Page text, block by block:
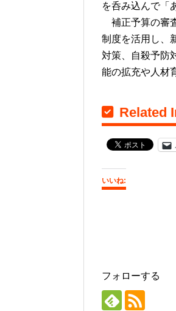
を呑み込んで「
補正予算の審
制度を活用し、
対策、自殺予防
能の拡充や人材
Related
いいね:
フォローする